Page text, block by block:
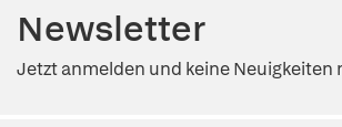
Newsletter
Jetzt anmelden und keine Neuigkeiten